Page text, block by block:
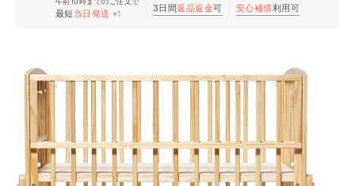
最短 当日発送 ※1 3日間返品返金可 安心補償利用可